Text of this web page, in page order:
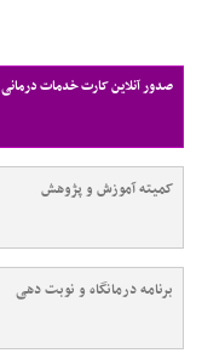
صدور آنلاین کارت خدمات درمانی
کمیته آموزش و پژوهش
برنامه درمانگاه و نوبت دهی